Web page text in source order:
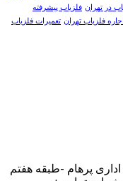
در تهران فلزیاب پیشرفته
اجاره فلزیاب تهران تعمیرات فلزیاب
پرهام -طبقه هفتم